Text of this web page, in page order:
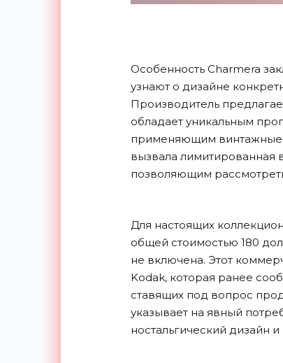
Особенность Charmera
узнают о дизайне
Производитель
обладает уникальным
применяющим винтажные
вызвала лимитированная
позволяющим
Для настоящих
общей стоимостью 180
не включена. Этот
Kodak, которая ранее
ставящих под вопрос
указывает на явный
ностальгический дизайн